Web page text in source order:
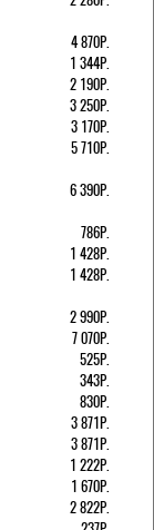
4 870Р.
1 344Р.
2 190Р.
3 250Р.
3 170Р.
5 710Р.
6 390Р.
786Р.
1 428Р.
1 428Р.
2 990Р.
7 070Р.
525Р.
343Р.
830Р.
3 871Р.
3 871Р.
1 222Р.
1 670Р.
2 822Р.